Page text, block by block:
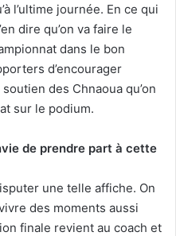
l’ultime journée. En ce qui
dire qu’on va faire le
dans le bon
d’encourager
des Chnaoua qu’on
sur le podium.
de prendre part à cette
une telle affiche. On
des moments aussi
finale revient au coach et